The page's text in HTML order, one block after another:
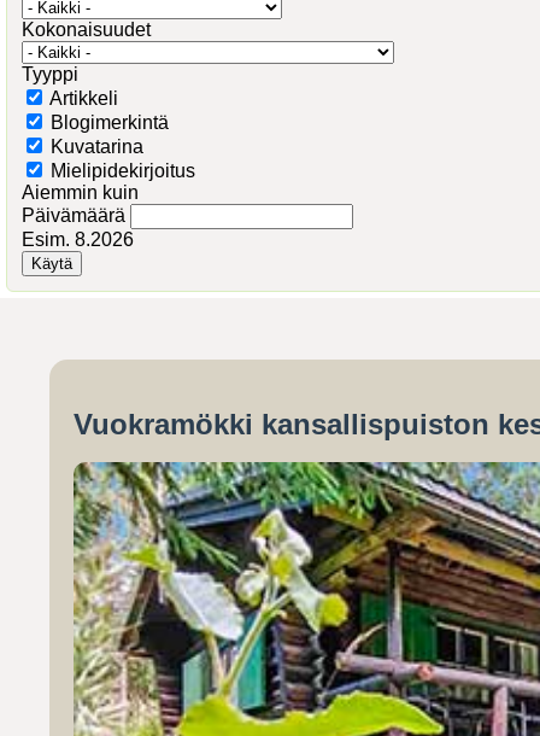
Kokonaisuudet
Tyyppi
Artikkeli
Blogimerkintä
Kuvatarina
Mielipidekirjoitus
Aiemmin kuin
Päivämäärä
Esim. 8.2026
Vuokramökki kansallispuiston